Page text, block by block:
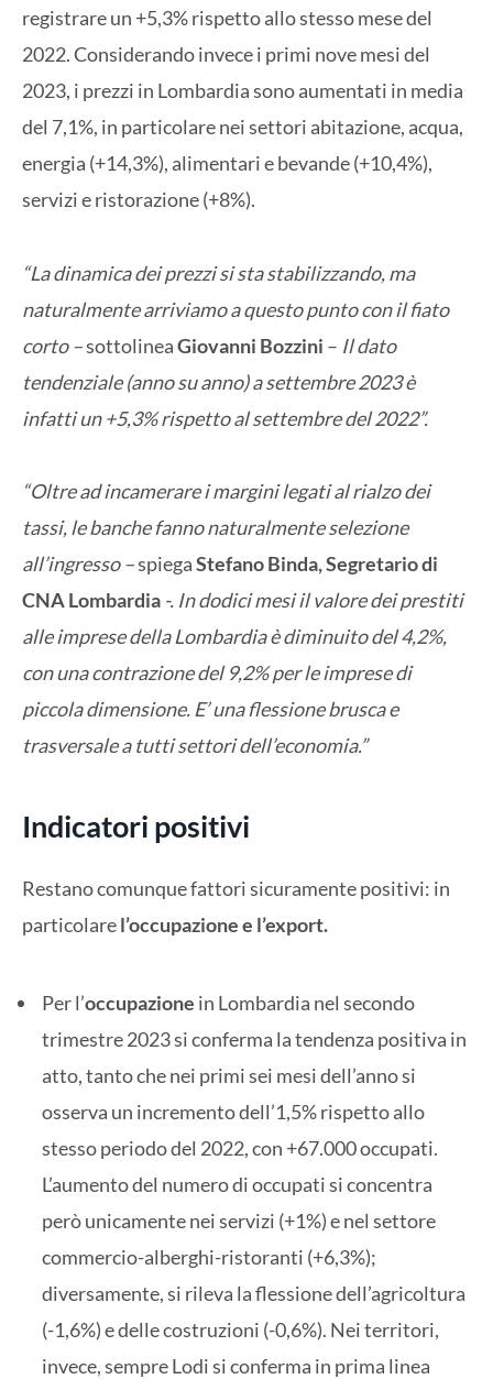
registrare un +5,3% rispetto allo stesso mese del
2022. Considerando invece i primi nove mesi del
2023, i prezzi in Lombardia sono aumentati in media
del 7,1%, in particolare nei settori abitazione, acqua,
energia (+14,3%), alimentari e bevande (+10,4%),
servizi e ristorazione (+8%).
“La dinamica dei prezzi si sta stabilizzando, ma
naturalmente arriviamo a questo punto con il fiato
corto –sottolineaGiovanni Bozzini – Il dato
tendenziale (anno su anno) a settembre 2023 è
infatti un +5,3% rispetto al settembre del 2022”.
“Oltre ad incamerare i margini legati al rialzo dei
tassi, le banche fanno naturalmente selezione
all’ingresso –spiegaStefano Binda, Segretario di
CNA Lombardia -. In dodici mesi il valore dei prestiti
alle imprese della Lombardia è diminuito del 4,2%,
con una contrazione del 9,2% per le imprese di
piccola dimensione. E’ una flessione brusca e
trasversale a tutti settori dell’economia.”
Indicatori positivi
Restano comunque fattori sicuramente positivi: in
particolarel’occupazione e l’export.
Per l’occupazione in Lombardia nel secondo
trimestre 2023 si conferma la tendenza positiva in
atto, tanto che nei primi sei mesi dell’anno si
osserva un incremento dell’1,5% rispetto allo
stesso periodo del 2022, con +67.000 occupati.
L’aumento del numero di occupati si concentra
però unicamente nei servizi (+1%) e nel settore
commercio-alberghi-ristoranti (+6,3%);
diversamente, si rileva la flessione dell’agricoltura
(-1,6%) e delle costruzioni (-0,6%). Nei territori,
invece, sempre Lodi si conferma in prima linea